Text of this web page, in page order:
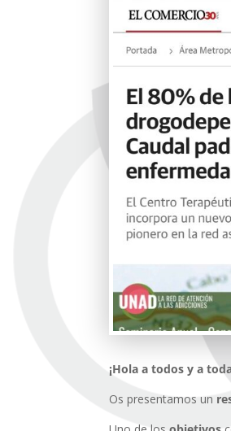
¡Hola a todos y a
Os presentamos un